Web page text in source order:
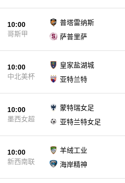
10:00
哥斯甲
普塔雷纳斯
萨普里萨
10:00
中北美杯
皇家盐湖城
亚特兰特
10:00
墨西女超
蒙特瑞女足
亚特兰特女足
10:00
新西南联
羊绒工业
海岸精神